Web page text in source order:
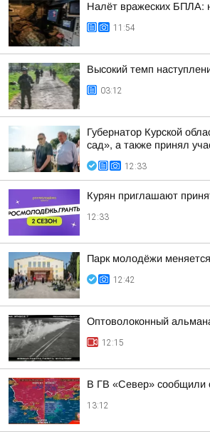
Налёт вражеских БПЛА:
11:54
Высокий темп
03:12
Губернатор Курской
сад», а также принял
12:33
Курян приглашают
12:33
Парк молодёжи
12:42
Оптоволоконный
12:15
В ГВ «Север» сообщили
13:12